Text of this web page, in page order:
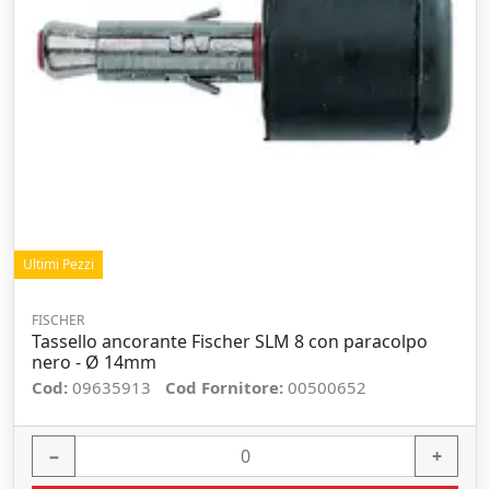
Ultimi Pezzi
FISCHER
Tassello ancorante Fischer SLM 8 con paracolpo
nero - Ø 14mm
Cod: 09635913 Cod Fornitore: 00500652
− +